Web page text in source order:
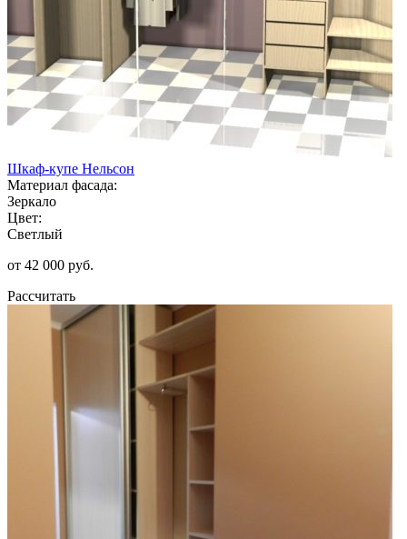
Шкаф-купе Нельсон
Материал фасада:
Зеркало
Цвет:
Светлый
от 42 000 руб.
Рассчитать